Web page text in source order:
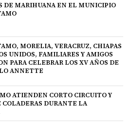
DE MARIHUANA EN EL MUNICIPIO
MORELIA, VERACRUZ, CHIAPAS
UNIDOS, FAMILIARES Y AMIGOS
PARA CELEBRAR LOS XV AÑOS DE
ANNETTE
ATIENDEN CORTO CIRCUITO Y
COLADERAS DURANTE LA